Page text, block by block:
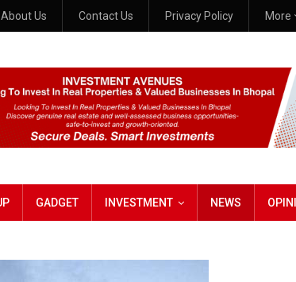
About Us Contact Us Privacy Policy More
GADGET INVESTMENT NEWS